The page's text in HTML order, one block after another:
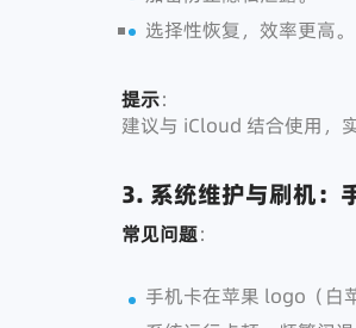
选择性恢复，效率更高。
提示：
建议与 iCloud 结合使用，
3. 系统维护与刷机：
常见问题：
手机卡在苹果 logo（白